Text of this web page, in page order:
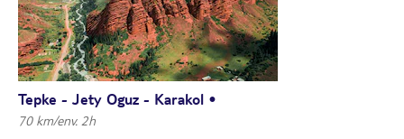
Tepke - Jety Oguz - Karakol •
70 km/env. 2h